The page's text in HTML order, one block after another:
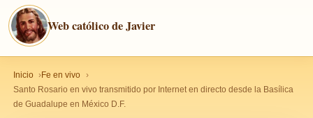
Web católico de Javier
Inicio
Fe en vivo
Santo Rosario en vivo transmitido por Internet en directo desde la Basílica
de Guadalupe en México D.F.